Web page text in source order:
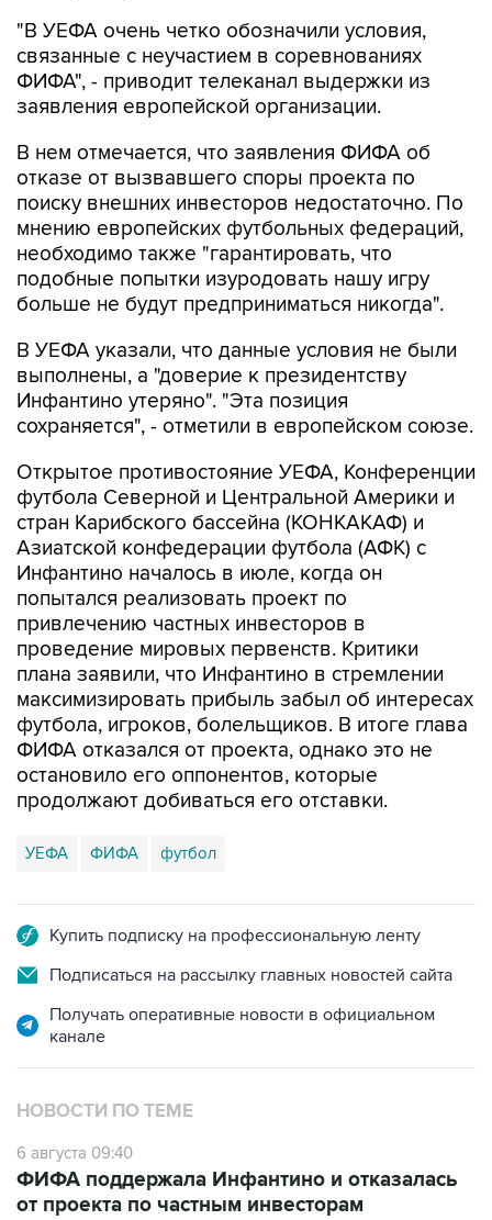
"В УЕФА очень четко обозначили условия,
связанные с неучастием в соревнованиях
ФИФА", - приводит телеканал выдержки из
заявления европейской организации.
В нем отмечается, что заявления ФИФА об
отказе от вызвавшего споры проекта по
поиску внешних инвесторов недостаточно. По
мнению европейских футбольных федераций,
необходимо также "гарантировать, что
подобные попытки изуродовать нашу игру
больше не будут предприниматься никогда".
В УЕФА указали, что данные условия не были
выполнены, а "доверие к президентству
Инфантино утеряно". "Эта позиция
сохраняется", - отметили в европейском союзе.
Открытое противостояние УЕФА, Конференции
футбола Северной и Центральной Америки и
стран Карибского бассейна (КОНКАКАФ) и
Азиатской конфедерации футбола (АФК) с
Инфантино началось в июле, когда он
попытался реализовать проект по
привлечению частных инвесторов в
проведение мировых первенств. Критики
плана заявили, что Инфантино в стремлении
максимизировать прибыль забыл об интересах
футбола, игроков, болельщиков. В итоге глава
ФИФА отказался от проекта, однако это не
остановило его оппонентов, которые
продолжают добиваться его отставки.
УЕФА ФИФА футбол
Купить подписку на профессиональную ленту
Подписаться на рассылку главных новостей сайта
Получать оперативные новости в официальном
канале
НОВОСТИ ПО ТЕМЕ
6 августа 09:40
ФИФА поддержала Инфантино и отказалась
от проекта по частным инвесторам